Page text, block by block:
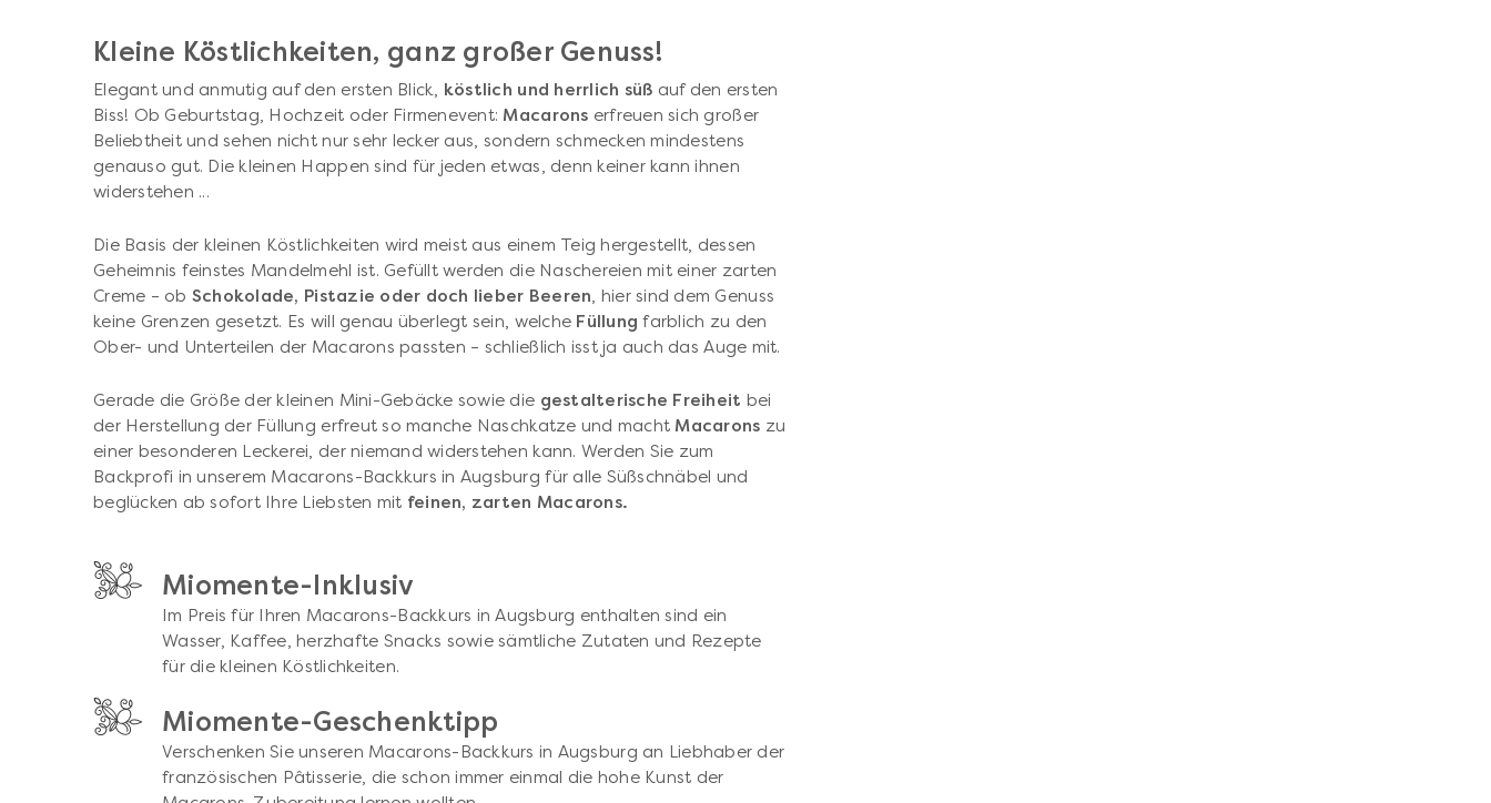
Kleine Köstlichkeiten, ganz großer Genuss!
Elegant und anmutig auf den ersten Blick, köstlich und herrlich süß auf den ersten
Biss! Ob Geburtstag, Hochzeit oder Firmenevent: Macarons erfreuen sich großer
Beliebtheit und sehen nicht nur sehr lecker aus, sondern schmecken mindestens
genauso gut. Die kleinen Happen sind für jeden etwas, denn keiner kann ihnen
widerstehen ...
Die Basis der kleinen Köstlichkeiten wird meist aus einem Teig hergestellt, dessen
Geheimnis feinstes Mandelmehl ist. Gefüllt werden die Naschereien mit einer zarten
Creme – ob Schokolade, Pistazie oder doch lieber Beeren, hier sind dem Genuss
keine Grenzen gesetzt. Es will genau überlegt sein, welche Füllungfarblich zu den
Ober- und Unterteilen der Macarons passten – schließlich isst ja auch das Auge mit.
Gerade die Größe der kleinen Mini-Gebäcke sowie die gestalterische Freiheit bei
der Herstellung der Füllung erfreut so manche Naschkatze und macht Macarons zu
einer besonderen Leckerei, der niemand widerstehen kann. Werden Sie zum
Backprofi in unserem Macarons-Backkurs in Augsburg für alle Süßschnäbel und
beglücken ab sofort Ihre Liebsten mit feinen, zarten Macarons.
Miomente-Inklusiv
Im Preis für Ihren Macarons-Backkurs in Augsburg enthalten sind ein
Wasser, Kaffee, herzhafte Snacks sowie sämtliche Zutaten und Rezepte
für die kleinen Köstlichkeiten.
Miomente-Geschenktipp
Verschenken Sie unseren Macarons-Backkurs in Augsburg an Liebhaber der
französischen Pâtisserie, die schon immer einmal die hohe Kunst der